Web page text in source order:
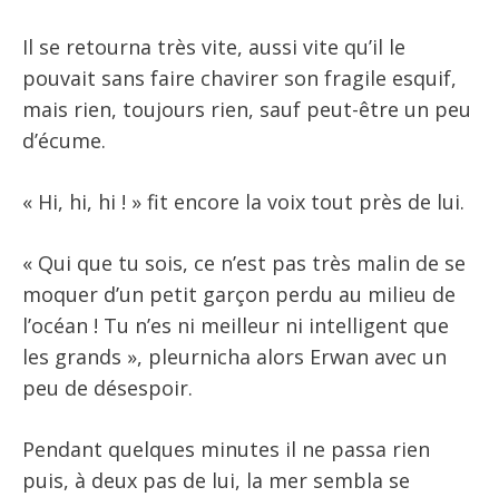
Il se retourna très vite, aussi vite qu’il le
pouvait sans faire chavirer son fragile esquif,
mais rien, toujours rien, sauf peut-être un peu
d’écume.
« Hi, hi, hi ! » fit encore la voix tout près de lui.
« Qui que tu sois, ce n’est pas très malin de se
moquer d’un petit garçon perdu au milieu de
l’océan ! Tu n’es ni meilleur ni intelligent que
les grands », pleurnicha alors Erwan avec un
peu de désespoir.
Pendant quelques minutes il ne passa rien
puis, à deux pas de lui, la mer sembla se